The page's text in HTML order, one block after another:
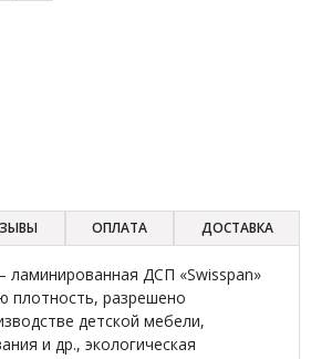
ОПЛАТА ДОСТАВКА
ДСП «Swisspan»
плотность, разрешено
детской мебели,
и др., экологическая